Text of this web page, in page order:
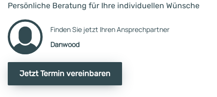
Persönliche Beratung für Ihre individuellen Wünsche
Finden Sie jetzt Ihren Ansprechpartner
Danwood
Jetzt Termin vereinbaren